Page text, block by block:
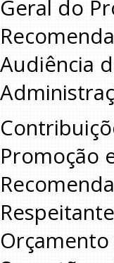
Geral do
Audiência
Promoção